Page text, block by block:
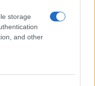
storage
and other
14